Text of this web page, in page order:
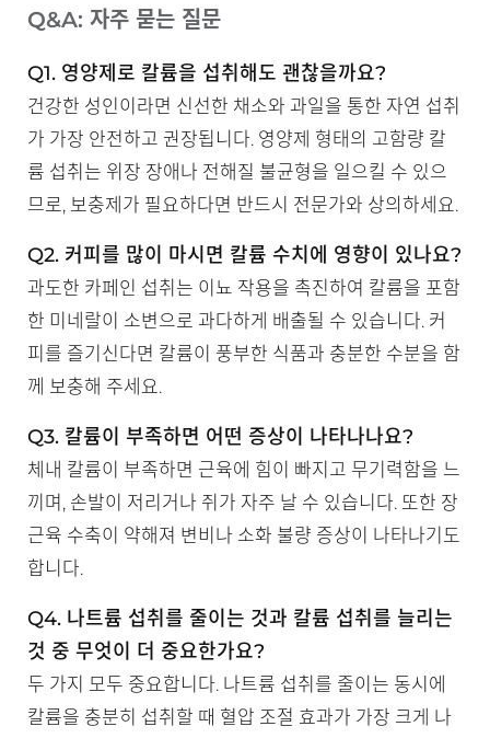
Q&A: 자주 묻는 질문
Q1. 영양제로 칼륨을 섭취해도 괜찮을까요?
건강한 성인이라면 신선한 채소와 과일을 통한 자연 섭취
가 가장 안전하고 권장됩니다. 영양제 형태의 고함량 칼
륨 섭취는 위장 장애나 전해질 불균형을 일으킬 수 있으
므로, 보충제가 필요하다면 반드시 전문가와 상의하세요.
Q2. 커피를 많이 마시면 칼륨 수치에 영향이 있나요?
과도한 카페인 섭취는 이뇨 작용을 촉진하여 칼륨을 포함
한 미네랄이 소변으로 과다하게 배출될 수 있습니다. 커
피를 즐기신다면 칼륨이 풍부한 식품과 충분한 수분을 함
께 보충해 주세요.
Q3. 칼륨이 부족하면 어떤 증상이 나타나나요?
체내 칼륨이 부족하면 근육에 힘이 빠지고 무기력함을 느
끼며, 손발이 저리거나 쥐가 자주 날 수 있습니다. 또한 장
근육 수축이 약해져 변비나 소화 불량 증상이 나타나기도
합니다.
Q4. 나트륨 섭취를 줄이는 것과 칼륨 섭취를 늘리는
것 중 무엇이 더 중요한가요?
두 가지 모두 중요합니다. 나트륨 섭취를 줄이는 동시에
칼륨을 충분히 섭취할 때 혈압 조절 효과가 가장 크게 나